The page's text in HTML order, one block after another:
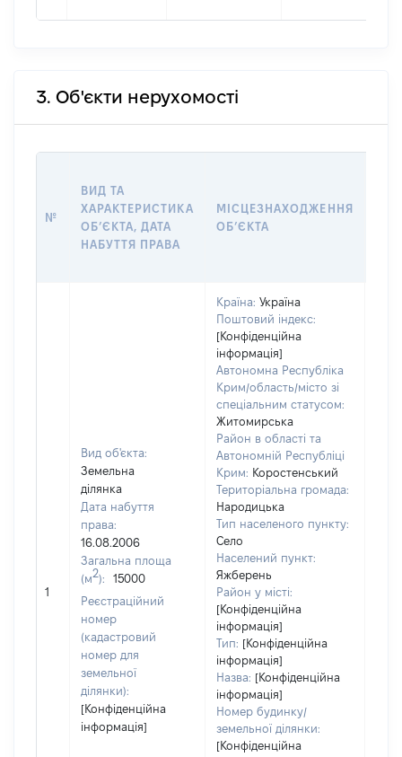
3. Об'єкти нерухомості
№
ВИД ТА
ХАРАКТЕРИСТИКА
ОБʼЄКТА, ДАТА
НАБУТТЯ ПРАВА
МІСЦЕЗНАХОДЖЕННЯ
ОБʼЄКТА
1
Вид об'єкта:
Земельна
ділянка
Дата набуття
права:
16.08.2006
Загальна площа
(м2):
15000
Реєстраційний
номер
(кадастровий
номер для
земельної
ділянки):
[Конфіденційна
інформація]
Країна: Україна
Поштовий індекс:
[Конфіденційна
інформація]
Автономна Республіка
Крим/область/місто зі
спеціальним статусом:
Житомирська
Район в області та
Автономній Республіці
Крим: Коростенський
Територіальна громада:
Народицька
Тип населеного пункту:
Село
Населений пункт:
Яжберень
Район у місті:
[Конфіденційна
інформація]
Тип: [Конфіденційна
інформація]
Назва: [Конфіденційна
інформація]
Номер будинку/
земельної ділянки:
[Конфіденційна